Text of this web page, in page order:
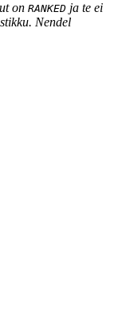
on RANKED ja te ei
Nendel